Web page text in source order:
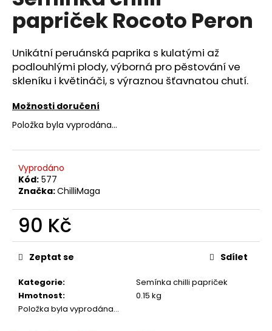
5
hvězdiček.
papriček Rocoto Peron
Unikátní peruánská paprika s kulatými až
podlouhlými plody, výborná pro pěstování ve
skleníku i květináči, s výraznou šťavnatou chutí.
Možnosti doručení
Položka byla vyprodána…
Vyprodáno
Kód: 577
Značka:ChilliMaga
90 Kč
Měrná
cena:
Kategorie:
Semínka chilli papriček
Hmotnost:
0.15 kg
Položka byla vyprodána…
Zeptat se Sdílet
n
a
j
í
t
?
D
o
p
o
u
č
u